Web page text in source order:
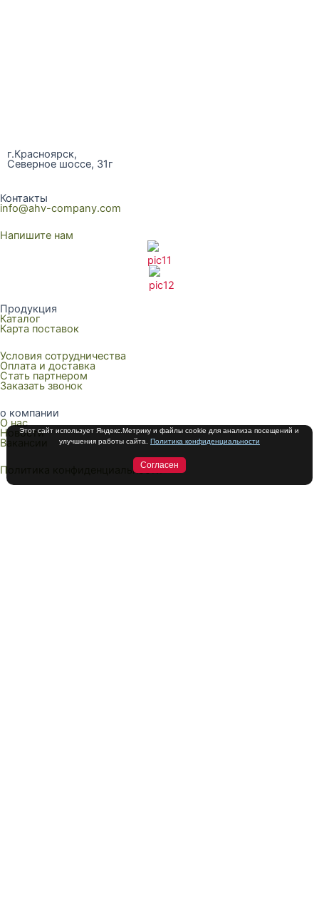
г.Красноярск,
Северное шоссе, 31г
Контакты
info@ahv-company.com
Напишите нам
Продукция
Каталог
Карта поставок
Условия сотрудничества
Оплата и доставка
Стать партнером
Заказать звонок
о компании
О нас
Новости
Вакансии
Политика конфиденциальности
Этот сайт использует Яндекс.Метрику и файлы cookie для анализа посещений и
улучшения работы сайта. Политика конфиденциальности
Согласен